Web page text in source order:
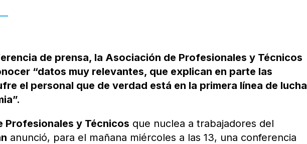
de prensa, la Asociación de Profesionales y Técnicos
“datos muy relevantes, que explican en parte las
el personal que de verdad está en la primera línea de lucha
Profesionales y Técnicos que nuclea a trabajadores del
anunció, para el mañana miércoles a las 13, una conferencia